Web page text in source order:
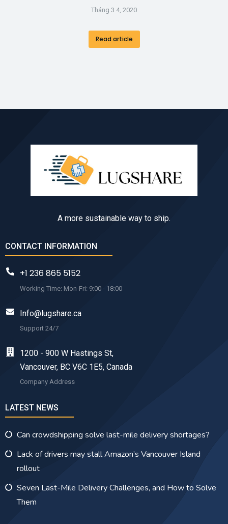
Tháng 3 4, 2020
Read article
A more sustainable way to ship.
CONTACT INFORMATION
+1 236 865 5152
Working Time: Mon-Fri: 9:00 - 18:00
Info@lugshare.ca
Support 24/7
1200 - 900 W Hastings St,
Vancouver, BC V6C 1E5, Canada
Company Address
LATEST NEWS
Can crowdshipping solve last-mile delivery shortages?
Lack of drivers may stall Amazon’s Vancouver Island
rollout
Seven Last-Mile Delivery Challenges, and How to Solve
Them